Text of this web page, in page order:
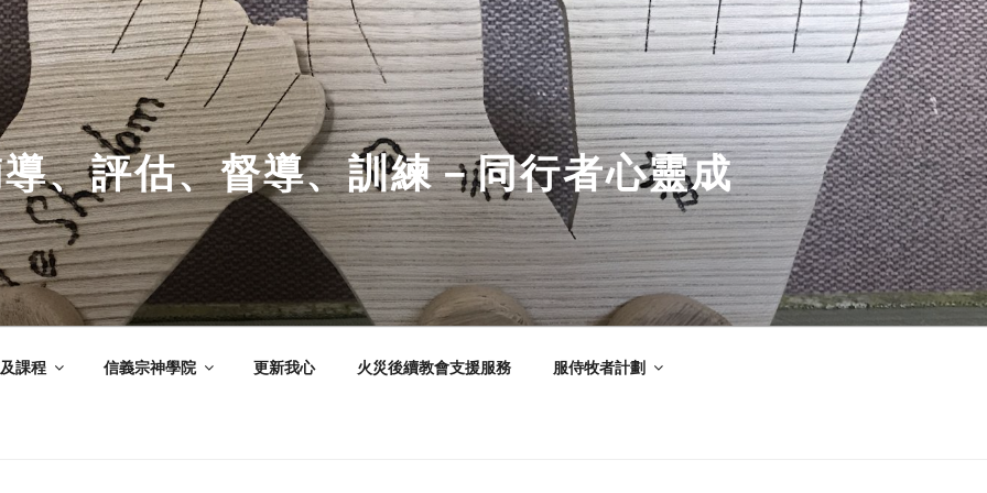
、評估、督導、訓練－同行者心靈成
課程 信義宗神學院 更新我心 火災後續教會支援服務 服侍牧者計劃